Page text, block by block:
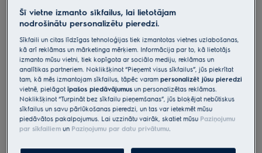
Indukcijas virsma 500.sērijas
Induction , plānā virsma (SLIM-FIT)
60 cm
4.9 (1513)
Ražojuma informācijas lapa
Priekšrocības
500.sērijas virsma ar "Fast & Powerful. Efektīva indukcijas uzsilšana
Ātri & Jaudīgi. Uzsilst vēl ātrāk un efektīvāk
Hob2Hood® bezvadu režīmā savieno plīts virsmu ar tvaika nosūcēju,
tādēļ tvaiki tiek nosūkti automātiski.
Šī vietne izmanto sīkfailus, lai lietotājam
nodrošinātu personalizētu pieredzi.
Sīkfaili un citas līdzīgas tehnoloģijas tiek izmantotas vietnes uzlabošanas,
kā arī reklāmas un mārketinga mērķiem. Informācija par to, kā lietotājs
izmanto mūsu vietni, tiek kopīgota ar sociālo mediju, reklāmas un
analītikas partneriem. Noklikšķinot “Pieņemt visus sīkfailus”, jūs piekrītat
tam, kā mēs izmantojam sīkfailus, tāpēc varampersonalizēt jūsu pieredzi
vietnē, pielāgotīpašos piedāvājumus un personalizētas reklāmas.
Noklikšķinot “Turpināt bez sīkfailu pieņemšanas”, jūs bloķējat nebūtiskus
sīkfailus un savu pārlūkošanas pieredzi, un tas var ietekmēt mūsu
piedāvātos pakalpojumus. Lai uzzinātu vairāk, skatiet mūsu Paziņojumu
par sīkfailiem un Paziņojumu par datu privātumu